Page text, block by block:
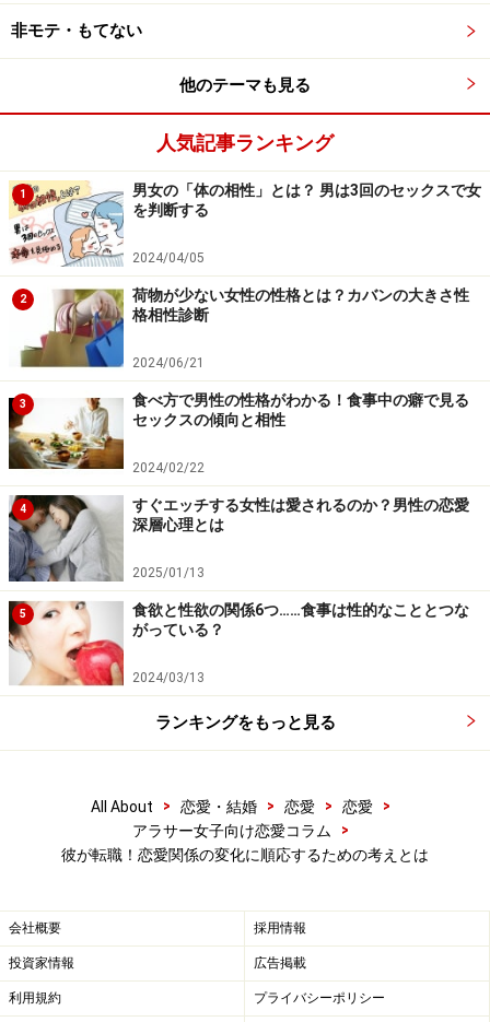
かに形だけで、中身がつまっていない恋愛や結婚は虚し
いものだと身をもってしっている。転職という変化＆窮
地にたたされても、「恋愛の本質とは何か？」を考えら
れる彼女は、さすが大人の女！ 本当に愛情深くてカッ
コいいと思う。
とはいえ、彼女のような選択をするのは勇気がいる。徹
底的に不安に向き合わなくちゃならないし、実際問題、
マイナス方向に関係が変わる可能性も大きいし。
どうしたらいいのだろう？
彼の転職を機に、恋愛を本物にするには？
転職は、恋愛を見つめなおし、２人の関係を試すいい機会と
捕えて。
まず、オトナ女子としては、彼が不安定な時期だからこ
そ、ドシンと構えて心の安定を与えられる存在でありた
い。そして、彼が新しい職場でどう振る舞えばいいの
でも、そういう役回りって、自分から志願するのではな
く、彼に求められてこそ叶うものだと心得たい。まず
変化にともなって関係が、吉に転ぶか凶に転ぶか、神の
みぞ知る。２人の関係が試されるいい機会だ……くらいに
思いたいところ。
非モテ・もてない
他のテーマも見る
人気記事ランキング
1
男女の「体の相性」とは？ 男は3回のセックスで女
を判断する
2024/04/05
2
荷物が少ない女性の性格とは？カバンの大きさ性
格相性診断
2024/06/21
3
食べ方で男性の性格がわかる！食事中の癖で見る
セックスの傾向と相性
2024/02/22
4
すぐエッチする女性は愛されるのか？男性の恋愛
深層心理とは
2025/01/13
5
食欲と性欲の関係6つ……食事は性的なこととつな
がっている？
2024/03/13
ランキングをもっと見る
All About > 恋愛・結婚 > 恋愛 > 恋愛
>
アラサー女子向け恋愛コラム
>
彼が転職！恋愛関係の変化に順応するための考えとは
会社概要 採用情報
投資家情報 広告掲載
利用規約 プライバシーポリシー